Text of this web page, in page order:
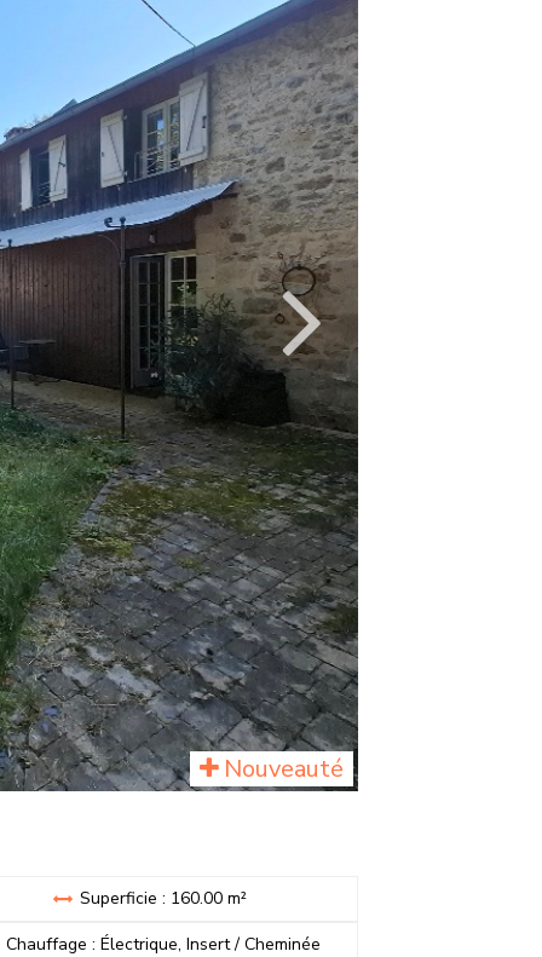
Nouveauté
Superficie : 160.00 m²
Chauffage : Électrique, Insert / Cheminée